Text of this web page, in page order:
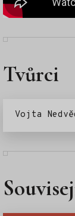
Tvůrci
Vojta